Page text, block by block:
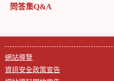
問答集Q&A
網站導覽
資訊安全政策宣告